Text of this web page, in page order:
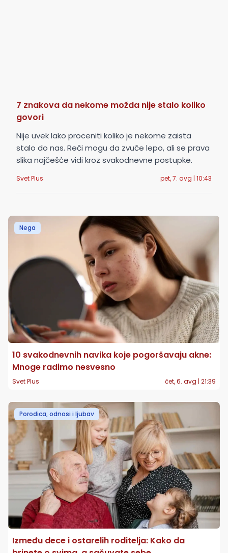
7 znakova da nekome možda nije stalo koliko
govori
Nije uvek lako proceniti koliko je nekome zaista
stalo do nas. Reči mogu da zvuče lepo, ali se prava
slika najčešće vidi kroz svakodnevne postupke.
Svet Plus pet, 7. avg | 10:43
Nega
10 svakodnevnih navika koje pogoršavaju akne:
Mnoge radimo nesvesno
Svet Plus čet, 6. avg | 21:39
Porodica, odnosi i ljubav
Između dece i ostarelih roditelja: Kako da